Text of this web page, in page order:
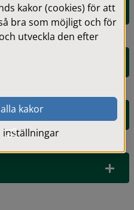
kakor (cookies) för att
bra som möjligt och för
utveckla den efter
kakor
inställningar